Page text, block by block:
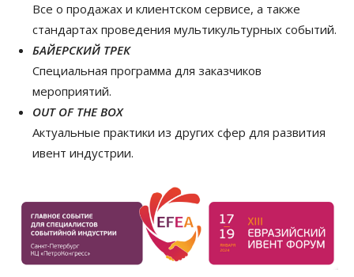
Все о продажах и клиентском сервисе, а также
стандартах проведения мультикультурных событий.
БАЙЕРСКИЙ ТРЕК
Специальная программа для заказчиков
мероприятий.
OUT OF THE BOX
Актуальные практики из других сфер для развития
ивент индустрии.